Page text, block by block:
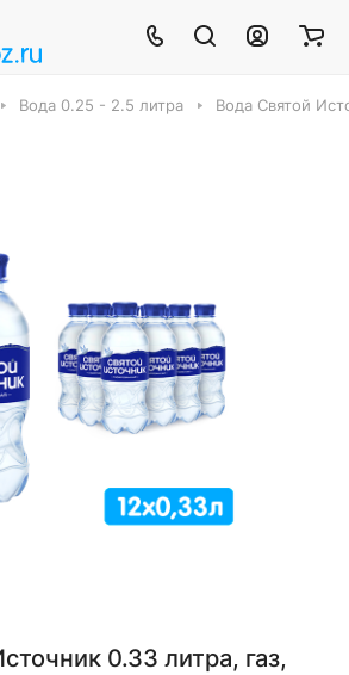
Вода 0.25 - 2.5 литра Вода Святой
0.33 литра, газ,